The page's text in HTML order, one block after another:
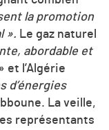
la promotion
». Le gaz naturel
abordable et
et l’Algérie
d’énergies
La veille,
représentants